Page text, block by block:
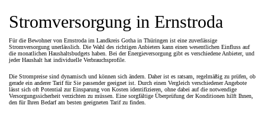
Stromversorgung in Ernstroda
Für die Bewohner von Ernstroda im Landkreis Gotha in Thüringen ist eine zuverlässige
Stromversorgung unerlässlich. Die Wahl des richtigen Anbieters kann einen wesentlichen Einfluss auf
die monatlichen Haushaltsbudgets haben. Bei der Energieversorgung gibt es verschiedene Anbieter, und
jeder Haushalt hat individuelle Verbrauchsprofile.
Die Strompreise sind dynamisch und können sich ändern. Daher ist es ratsam, regelmäßig zu prüfen, ob
gerade ein anderer Tarif für Sie passender geeignet ist. Durch einen Vergleich verschiedener Angebote
lässt sich oft Potential zur Einsparung von Kosten identifizieren, ohne dabei auf die notwendige
Versorgungssicherheit verzichten zu müssen. Eine sorgfältige Überprüfung der Konditionen hilft Ihnen,
den für Ihren Bedarf am besten geeigneten Tarif zu finden.